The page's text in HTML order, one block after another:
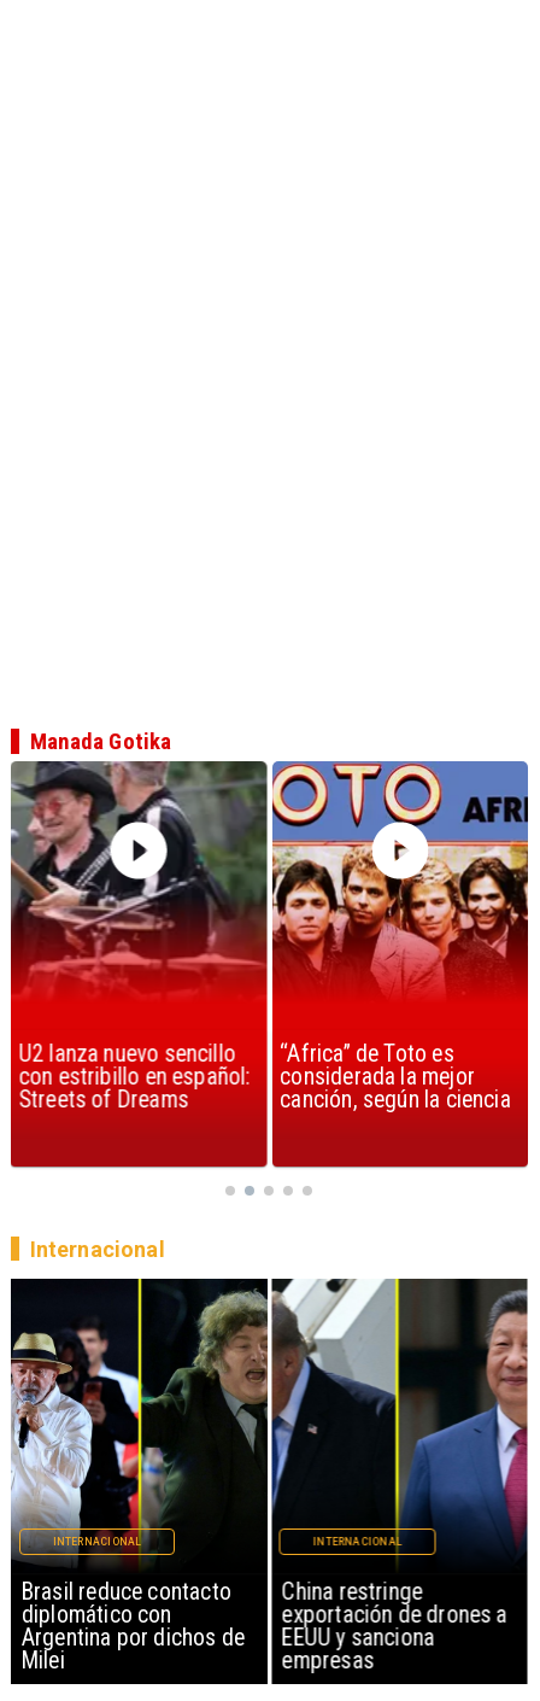
“Africa” de Toto es
considerada la mejor
canción, según la ciencia
Berlin y la creación de
«Take My Breath Away»
en Top Gun
Manada Gotika
Brasil reduce contacto
diplomático con
Argentina por dichos de
Milei
INTERNACIONAL
China restringe
exportación de drones a
EEUU y sanciona
empresas
INTERNACIONAL
Internacional